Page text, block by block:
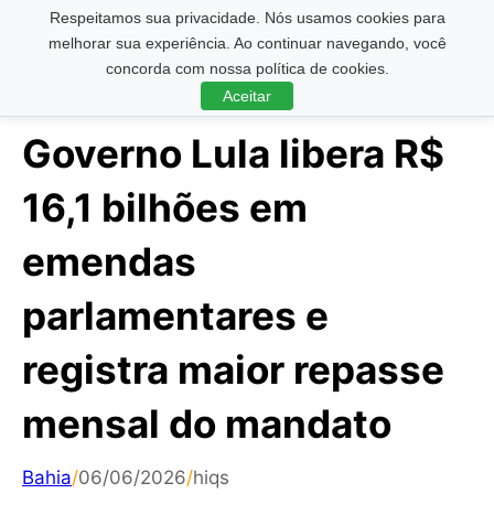
Respeitamos sua privacidade. Nós usamos cookies para
melhorar sua experiência. Ao continuar navegando, você
concorda com nossa política de cookies.
Aceitar
Pesquisar ...
Governo Lula libera R$
16,1 bilhões em
emendas
parlamentares e
registra maior repasse
mensal do mandato
Bahia/06/06/2026/hiqs